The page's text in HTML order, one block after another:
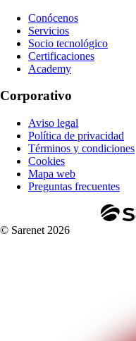
Conócenos
Servicios
Socio tecnológico
Certificaciones
Academy
Corporativo
Aviso legal
Política de privacidad
Términos y condiciones
Cookies
Mapa web
Preguntas frecuentes
© Sarenet 2026